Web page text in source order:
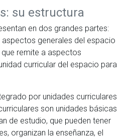
su estructura
en dos grandes partes:
generales del espacio
remite a aspectos
curricular del espacio para
por unidades curriculares
son unidades básicas
de estudio, que pueden tener
organizan la enseñanza, el